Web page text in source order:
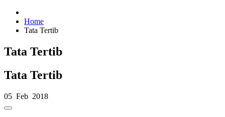
Home
Tata Tertib
Tata Tertib
Tata Tertib
05 Feb 2018